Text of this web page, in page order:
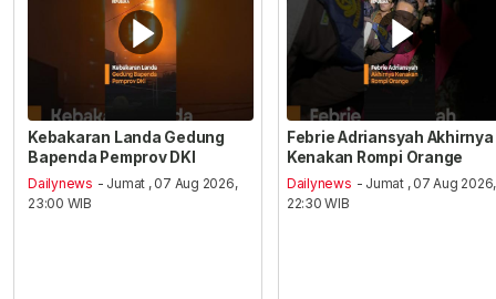
Kebakaran Landa Gedung
Bapenda Pemprov DKI
Dailynews - Jumat , 07 Aug 2026,
23:00 WIB
Febrie Adriansyah Akhirnya
Kenakan Rompi Orange
Dailynews - Jumat , 07 Aug 2026,
22:30 WIB